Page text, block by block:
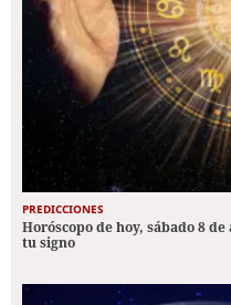
PREDICCIONES
Horóscopo de hoy, sábado 8
tu signo